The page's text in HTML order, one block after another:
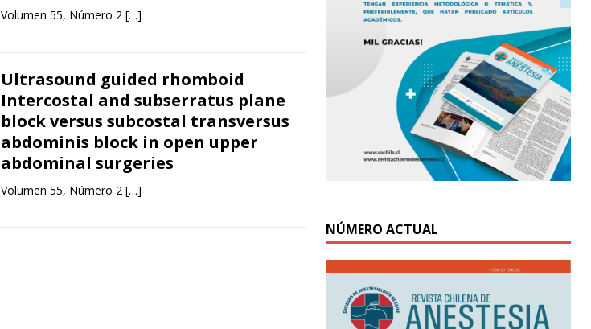
Volumen 55, Número 2 […]
Ultrasound guided rhomboid
Intercostal and subserratus plane
block versus subcostal transversus
abdominis block in open upper
abdominal surgeries
Volumen 55, Número 2 […]
NÚMERO ACTUAL